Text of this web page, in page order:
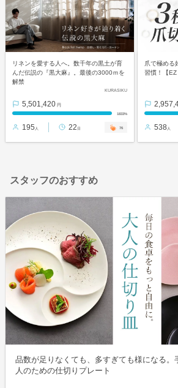
リネンを愛する人へ。数千年の黒土が育
んだ伝説の『黒大麻』。最後の3000ｍを
解禁
KURASIKU
5,501,420 円
1833%
195 人 22 日 76
爪で極める
習慣！【EZ
538 人
スタッフのおすすめ
品数が足りなくても、多すぎても様になる。
人のための仕切りプレート